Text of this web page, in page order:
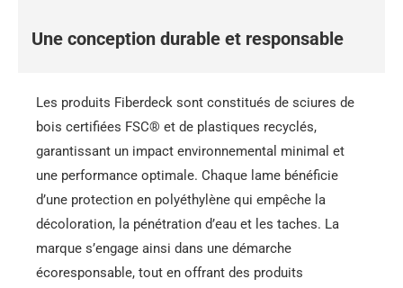
Une conception durable et responsable
Les produits Fiberdeck sont constitués de sciures de
bois certifiées FSC® et de plastiques recyclés,
garantissant un impact environnemental minimal et
une performance optimale. Chaque lame bénéficie
d’une protection en polyéthylène qui empêche la
décoloration, la pénétration d’eau et les taches. La
marque s’engage ainsi dans une démarche
écoresponsable, tout en offrant des produits